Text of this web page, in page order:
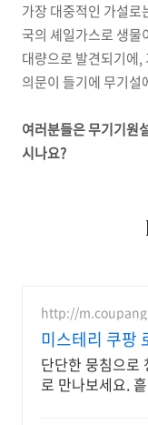
가장 대중적인 가설로
국의 셰일가스로 생물
대량으로 발견되기에
의문이 들기에 무기설
여러분들은 무기기원
시나요?
http://
미스테리 쿠팡
단단한 뭉침으로
로 만나보세요.